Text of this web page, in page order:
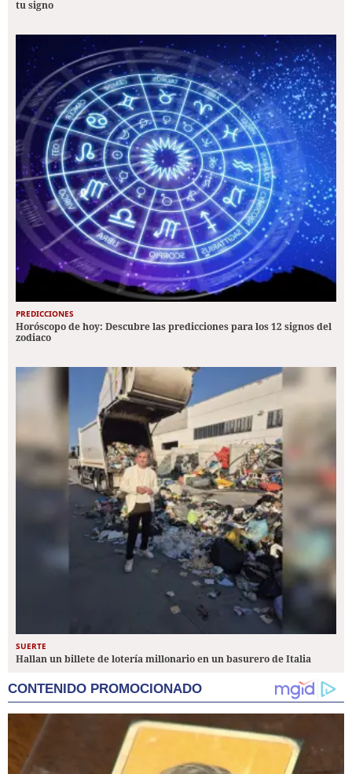
tu signo
PREDICCIONES
Horóscopo de hoy: Descubre las predicciones para los 12 signos del
zodiaco
SUERTE
Hallan un billete de lotería millonario en un basurero de Italia
CONTENIDO PROMOCIONADO